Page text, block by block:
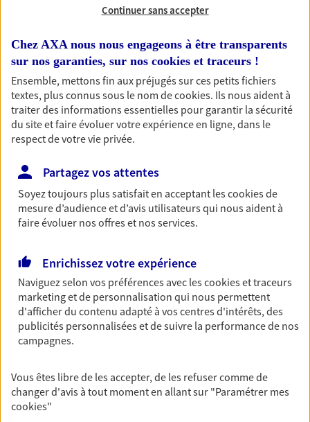
Réalisez vos projets grâce à votre épargne : achat
immobilier, études des enfants ou voyage autour
du monde… Épargnez à votre rythme et
simplement, selon votre profil.
Retraite
Préparez sereinement ce nouveau chapitre de
votre vie avec les conseils d'un expert. Découvrez
notre solution PER (Plan Epargne Retraite)
spécialement conçue pour la retraite.
Couvrez vos dépenses de santé ainsi que celles de
votre famille avec la complémentaire santé qui
vous ressemble.
Prévoyance
Pour un avenir serein, assurez-vous avec notre
d'accident ou de maladie en optant pour les
garanties incapacité temporaire totale de travail,
invalidité ou de décès.
Continuer sans accepter
Chez AXA nous nous engageons à être transparents
sur nos garanties, sur nos cookies et traceurs !
Ensemble, mettons fin aux préjugés sur ces petits fichiers
textes, plus connus sous le nom decookies. Ils nous aident à
traiter des informations essentielles pour garantir la sécurité
du site et faire évoluer votre expérience en ligne, dans le
respect de votre vie privée.
Partagez vos attentes
Soyez toujours plus satisfait en acceptant lescookiesde
mesure d’audience et d’avis utilisateurs qui nous aident à
faire évoluer nos offres et nos services.
Enrichissez votre expérience
Naviguez selon vos préférences avec lescookies et traceurs
marketing et de personnalisation qui nous permettent
d'afficher du contenu adapté à vos centres d'intérêts, des
publicités personnalisées et de suivre la performance de nos
campagnes.
Vous êtes libre de les accepter, de les refuser comme de
changer d'avis à tout moment en allant sur "Paramétrer mes
cookies"